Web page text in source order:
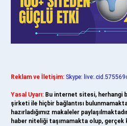
Reklam ve İletişim: Skype:
Yasal Uyarı: Bu internet sitesi, herhangi
şirketi ile hiçbir bağlantısı
hazırladığımız makaleler
haber niteliği taşımamakta olup, gerçek